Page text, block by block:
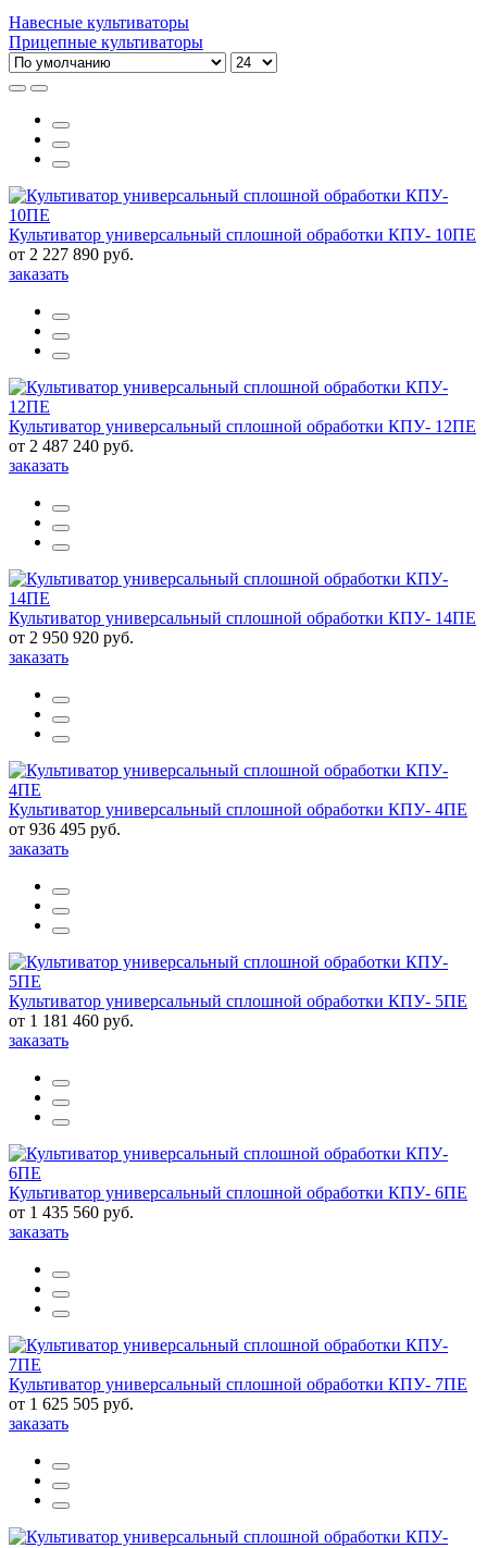
Навесные культиваторы
Прицепные культиваторы
Культиватор универсальный сплошной обработки КПУ- 10ПЕ
от 2 227 890 руб.
заказать
Культиватор универсальный сплошной обработки КПУ- 12ПЕ
от 2 487 240 руб.
заказать
Культиватор универсальный сплошной обработки КПУ- 14ПЕ
от 2 950 920 руб.
заказать
Культиватор универсальный сплошной обработки КПУ- 4ПЕ
от 936 495 руб.
заказать
Культиватор универсальный сплошной обработки КПУ- 5ПЕ
от 1 181 460 руб.
заказать
Культиватор универсальный сплошной обработки КПУ- 6ПЕ
от 1 435 560 руб.
заказать
Культиватор универсальный сплошной обработки КПУ- 7ПЕ
от 1 625 505 руб.
заказать